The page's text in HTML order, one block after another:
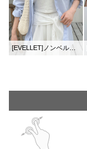
[EVELLET]ノンベルドガーゼポケットアンバランスロングシャツ